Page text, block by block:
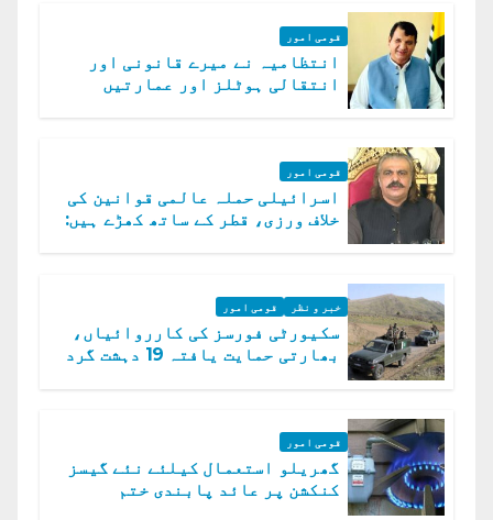
قومی امور
انتظامیہ نے میرے قانونی اور
انتقالی ہوٹلز اور عمارتیں
قومی امور
اسرائیلی حملہ عالمی قوانین کی
خلاف ورزی، قطر کے ساتھ کھڑے ہیں:
خبر و نظر قومی امور
سکیورٹی فورسز کی کارروائیاں،
بھارتی حمایت یافتہ 19 دہشت گرد
قومی امور
گھریلو استعمال کیلئے نئے گیسز
کنکشن پر عائد پابندی ختم